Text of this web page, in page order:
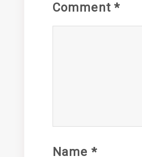
Comment *
Name *